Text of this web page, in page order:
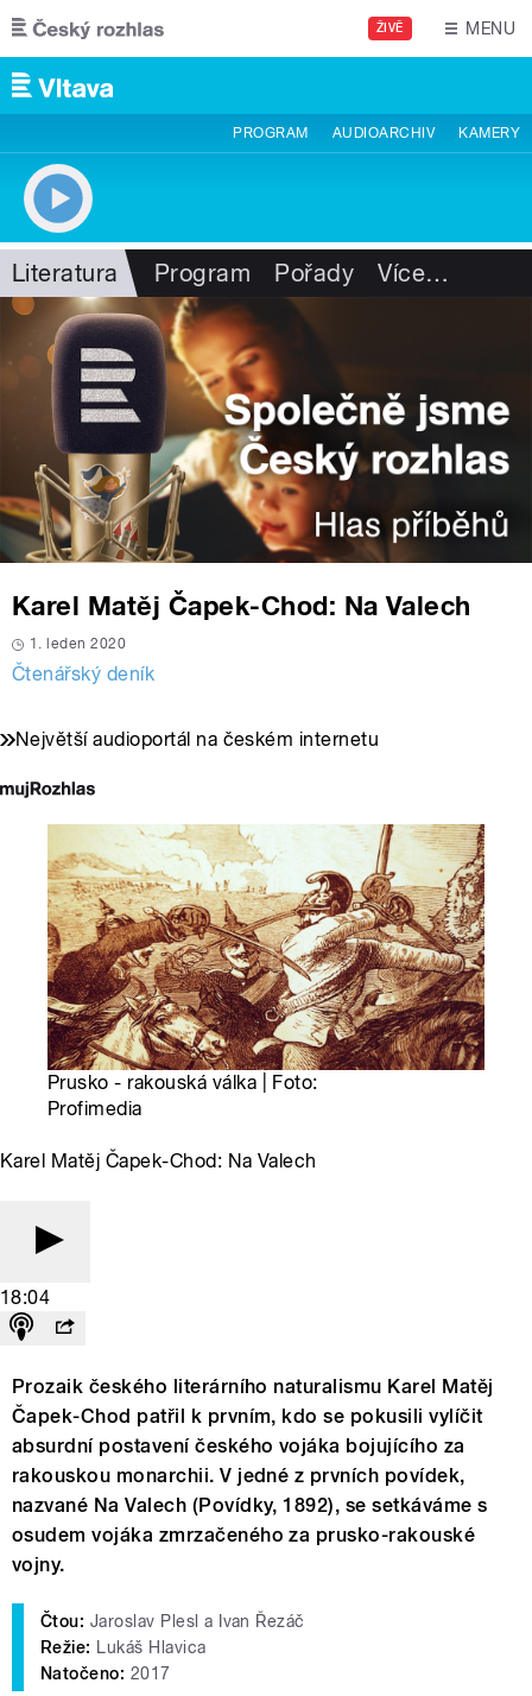
Přejít k hlavnímu obsahu
ŽIVĚ MENU
PROGRAM AUDIOARCHIV KAMERY
Literatura Program Pořady Více…
Karel Matěj Čapek-Chod: Na Valech
1. leden 2020
Čtenářský deník
Největší audioportál na českém internetu
Prusko - rakouská válka | Foto:
Profimedia
Karel Matěj Čapek-Chod: Na Valech
18:04
Prozaik českého literárního naturalismu Karel Matěj
Čapek-Chod patřil k prvním, kdo se pokusili vylíčit
absurdní postavení českého vojáka bojujícího za
rakouskou monarchii. V jedné z prvních povídek,
nazvané Na Valech (Povídky, 1892), se setkáváme s
osudem vojáka zmrzačeného za prusko-rakouské
vojny.
Čtou: Jaroslav Plesl a Ivan Řezáč
Režie: Lukáš Hlavica
Natočeno: 2017